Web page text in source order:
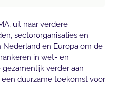
uit naar verdere
sectororganisaties en
en Europa om de
in wet- en
verder aan
duurzame toekomst voor